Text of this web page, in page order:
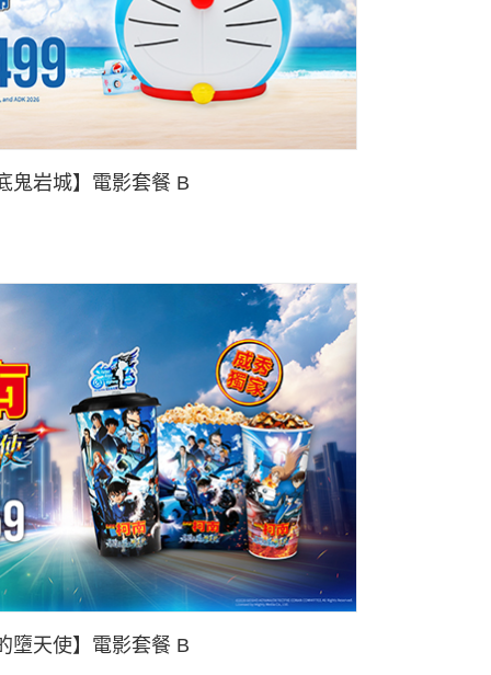
鬼岩城】電影套餐 B
墮天使】電影套餐 B